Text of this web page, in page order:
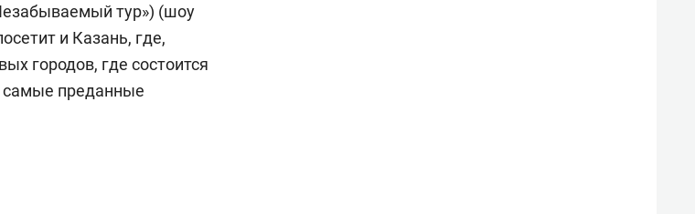
тур») (шоу
и Казань, где,
городов, где состоится
преданные